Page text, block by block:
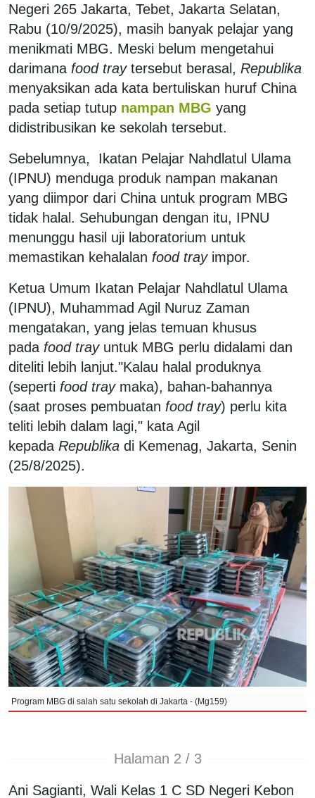
Negeri 265 Jakarta, Tebet, Jakarta Selatan,
Rabu (10/9/2025), masih banyak pelajar yang
menikmati MBG. Meski belum mengetahui
darimana food traytersebut berasal, Republika
menyaksikan ada kata bertuliskan huruf China
pada setiap tutup nampan MBG yang
didistribusikan ke sekolah tersebut.
Sebelumnya,
Ikatan Pelajar Nahdlatul Ulama
(IPNU) menduga produk nampan makanan
yang diimpor dari China untuk program MBG
tidak halal. Sehubungan dengan itu, IPNU
menunggu hasil uji laboratorium untuk
memastikan kehalalan food trayimpor.
Ketua Umum Ikatan Pelajar Nahdlatul Ulama
(IPNU), Muhammad Agil Nuruz Zaman
mengatakan, yang jelas temuan khusus
pada food trayuntuk MBG perlu didalami dan
diteliti lebih lanjut."Kalau halal produknya
(seperti food traymaka), bahan-bahannya
(saat proses pembuatan food tray) perlu kita
teliti lebih dalam lagi," kata Agil
kepada Republika di Kemenag, Jakarta, Senin
(25/8/2025).
Program MBG di salah satu sekolah di Jakarta - (Mg159)
Halaman 2 / 3
Ani Sagianti, Wali Kelas 1 C SD Negeri Kebon